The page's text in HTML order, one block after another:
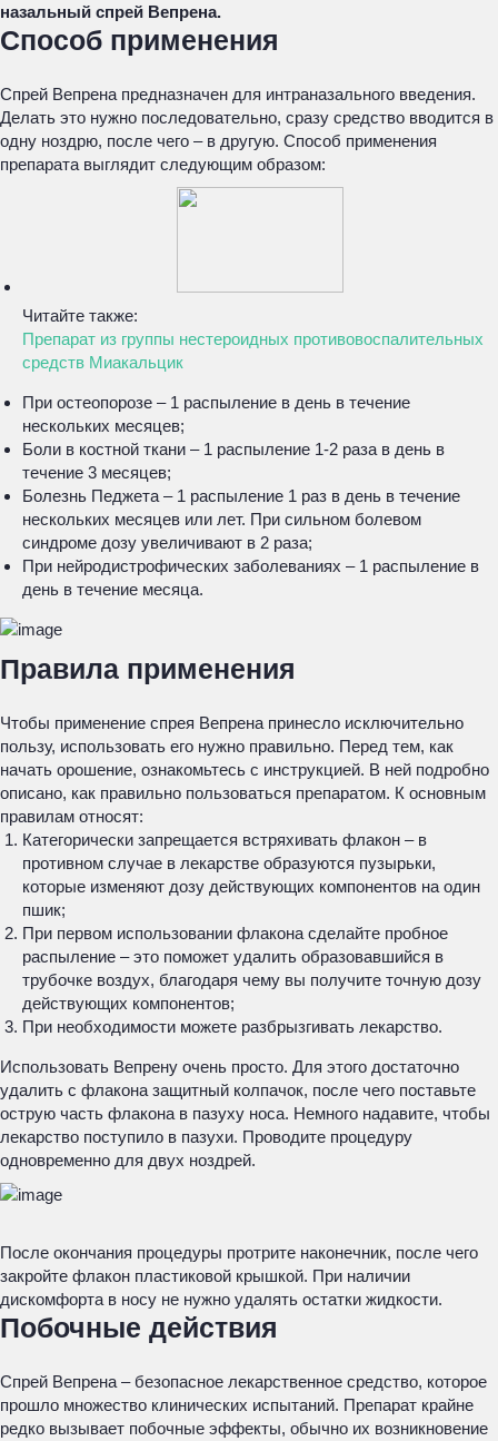
назальный спрей Вепрена.
Способ применения
Спрей Вепрена предназначен для интраназального введения.
Делать это нужно последовательно, сразу средство вводится в
одну ноздрю, после чего – в другую. Способ применения
препарата выглядит следующим образом:
Читайте также:
Препарат из группы нестероидных противовоспалительных
средств Миакальцик
При остеопорозе – 1 распыление в день в течение
нескольких месяцев;
Боли в костной ткани – 1 распыление 1-2 раза в день в
течение 3 месяцев;
Болезнь Педжета – 1 распыление 1 раз в день в течение
нескольких месяцев или лет. При сильном болевом
синдроме дозу увеличивают в 2 раза;
При нейродистрофических заболеваниях – 1 распыление в
день в течение месяца.
Правила применения
Чтобы применение спрея Вепрена принесло исключительно
пользу, использовать его нужно правильно. Перед тем, как
начать орошение, ознакомьтесь с инструкцией. В ней подробно
описано, как правильно пользоваться препаратом. К основным
правилам относят:
Категорически запрещается встряхивать флакон – в
противном случае в лекарстве образуются пузырьки,
которые изменяют дозу действующих компонентов на один
пшик;
При первом использовании флакона сделайте пробное
распыление – это поможет удалить образовавшийся в
трубочке воздух, благодаря чему вы получите точную дозу
действующих компонентов;
При необходимости можете разбрызгивать лекарство.
Использовать Вепрену очень просто. Для этого достаточно
удалить с флакона защитный колпачок, после чего поставьте
острую часть флакона в пазуху носа. Немного надавите, чтобы
лекарство поступило в пазухи. Проводите процедуру
одновременно для двух ноздрей.
После окончания процедуры протрите наконечник, после чего
закройте флакон пластиковой крышкой. При наличии
дискомфорта в носу не нужно удалять остатки жидкости.
Побочные действия
Спрей Вепрена – безопасное лекарственное средство, которое
прошло множество клинических испытаний. Препарат крайне
редко вызывает побочные эффекты, обычно их возникновение